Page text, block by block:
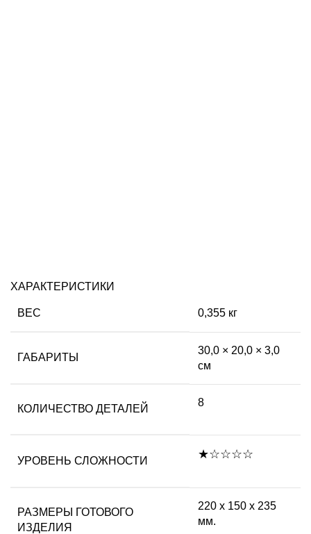
ХАРАКТЕРИСТИКИ
ВЕС 0,355 кг
ГАБАРИТЫ
30,0 × 20,0 × 3,0
см
КОЛИЧЕСТВО ДЕТАЛЕЙ
8
УРОВЕНЬ СЛОЖНОСТИ ★☆☆☆☆
РАЗМЕРЫ ГОТОВОГО
ИЗДЕЛИЯ
220 х 150 х 235
мм.